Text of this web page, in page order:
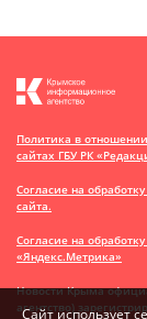
Политика в
сайтах ГБУ РК
Согласие на
сайта.
Согласие на
«Яндекс.Метрика»
Новости Крыма
агентство)
Сайт использует